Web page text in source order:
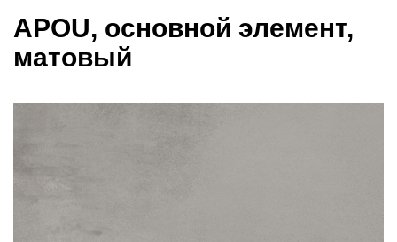
APOU, основной элемент,
матовый